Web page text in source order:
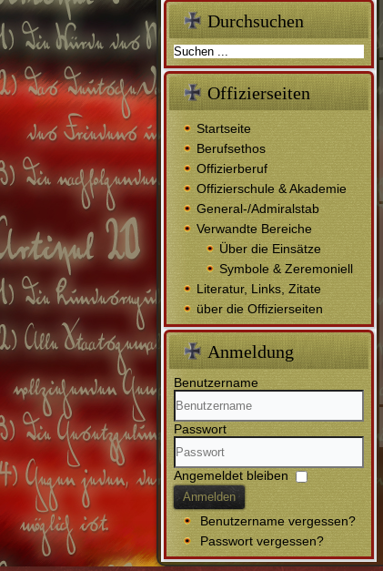
Durchsuchen
Offizierseiten
Startseite
Berufsethos
Offizierberuf
Offizierschule & Akademie
General-/Admiralstab
Verwandte Bereiche
Über die Einsätze
Symbole & Zeremoniell
Literatur, Links, Zitate
über die Offizierseiten
Anmeldung
Benutzername
Passwort
Angemeldet bleiben
Anmelden
Benutzername vergessen?
Passwort vergessen?